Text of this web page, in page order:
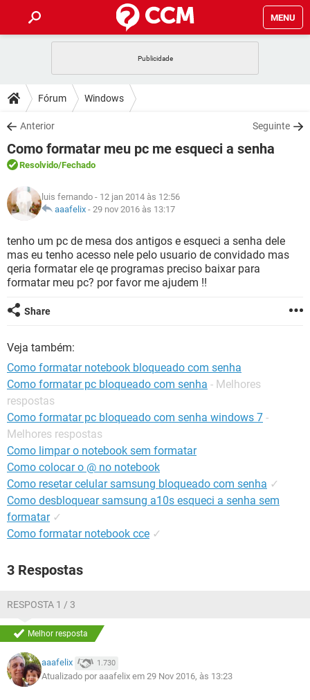
MENU
CELULAR
OUTLOOK
INSTAGRAM GMAIL
GUIA DE COMPRAS
DICAS
JOGOS
OUTLOOK
INSTAGRAM
GUIA DE COMPRAS
DOWNLOADS
JOGOS WHATSAPP
CELULAR
OUTLOOK EXCEL
INSTAGRAM
GUIA DE COMPRAS
FÓRUM
JOGOS
CELULAR FACEBOOK
INSTAGRAM GMAIL
GUIA DE COMPRAS
GLOSSÁRIO
JOGOS
CELULAR FACEBOOK
OUTLOOK EXCEL
GMAIL
GUIA DE COMPRAS
Fórum Windows
Anterior Seguinte
Como formatar meu pc me esqueci a senha
Resolvido/Fechado
luis fernando - 12 jan 2014 às 12:56
aaafelix - 29 nov 2016 às 13:17
tenho um pc de mesa dos antigos e esqueci a senha dele
mas eu tenho acesso nele pelo usuario de convidado mas
qeria formatar ele qe programas preciso baixar para
formatar meu pc? por favor me ajudem !!
Share
Veja também:
Como formatar notebook bloqueado com senha
Como formatar pc bloqueado com senha - Melhores
respostas
Como formatar pc bloqueado com senha windows 7 -
Melhores respostas
Como limpar o notebook sem formatar
Como colocar o @ no notebook
Como resetar celular samsung bloqueado com senha ✓
Como desbloquear samsung a10s esqueci a senha sem
formatar ✓
Como formatar notebook cce ✓
3 Respostas
RESPOSTA 1 / 3
Melhor resposta
aaafelix 1.730
Atualizado por aaafelix em 29 Nov 2016, às 13:23